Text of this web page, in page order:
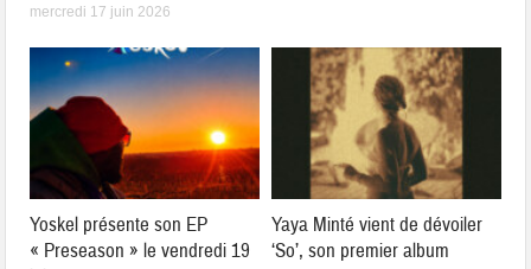
mercredi 17 juin 2026
Yoskel présente son EP
« Preseason » le vendredi 19
Yaya Minté vient de dévoiler
‘So’, son premier album